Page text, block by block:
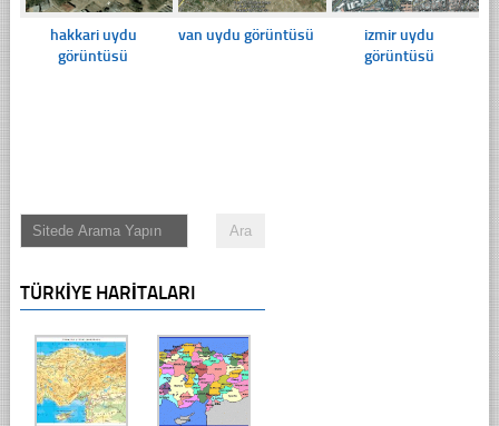
hakkari uydu
görüntüsü
van uydu görüntüsü
izmir uydu
görüntüsü
TÜRKIYE HARITALARI